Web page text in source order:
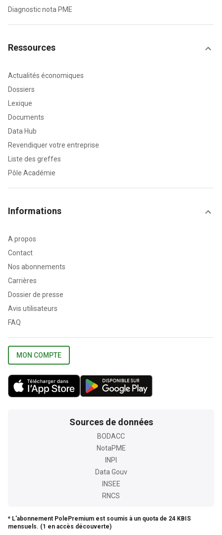
Diagnostic nota PME
Ressources
Actualités économiques
Dossiers
Lexique
Documents
Data Hub
Revendiquer votre entreprise
Liste des greffes
Pôle Académie
Informations
A propos
Contact
Nos abonnements
Carrières
Dossier de presse
Avis utilisateurs
FAQ
MON COMPTE
Sources de données
BODACC
NotaPME
INPI
Data Gouv
INSEE
RNCS
* L'abonnement PolePremium est soumis à un quota de 24 KBIS
mensuels. (1 en accès découverte)